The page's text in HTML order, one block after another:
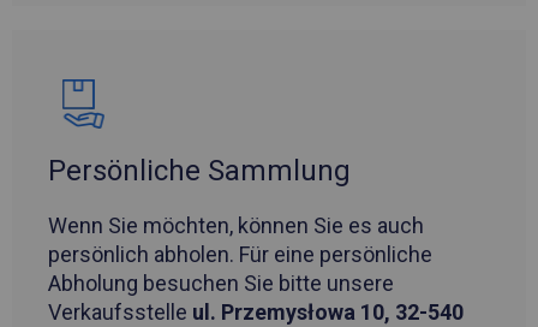
Persönliche Sammlung
Wenn Sie möchten, können Sie es auch
persönlich abholen. Für eine persönliche
Abholung besuchen Sie bitte unsere
Verkaufsstelle ul. Przemysłowa 10, 32-540